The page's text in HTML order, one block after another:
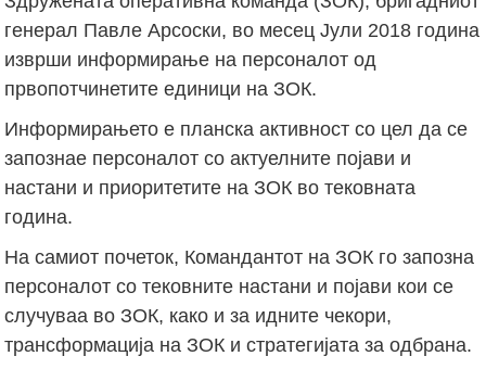
генерал Павле Арсоски, во месец Јули 2018 година
изврши информирање на персоналот од
првопотчинетите единици на ЗОК.
Информирањето е планска активност со цел да се
запознае персоналот со актуелните појави и
настани и приоритетите на ЗОК во тековната
година.
На самиот почеток, Командантот на ЗОК го запозна
персоналот со тековните настани и појави кои се
случуваа во ЗОК, како и за идните чекори,
трансформација на ЗОК и стратегијата за одбрана.